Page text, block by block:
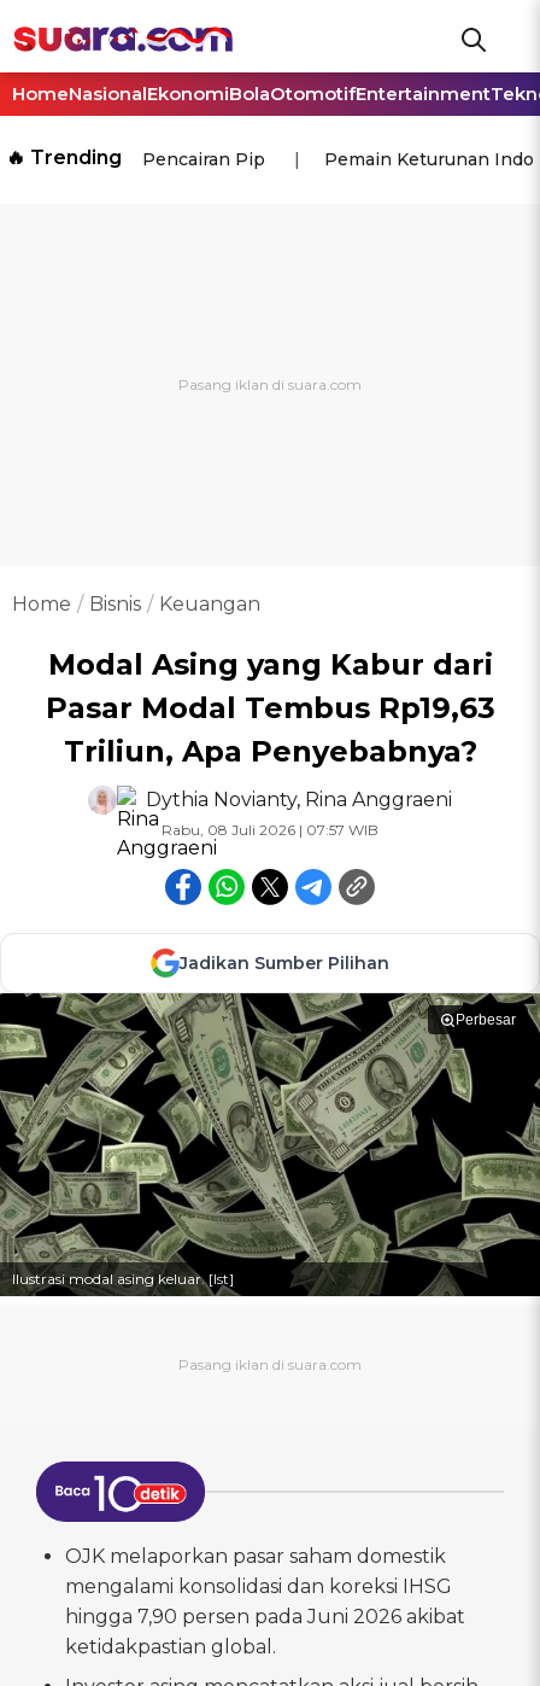
HomeNasionalEkonomiBolaOtomotifEntertainment
🔥 Trending Pencairan Pip Pemain Keturunan
Home Bisnis Keuangan
Modal Asing yang Kabur dari
Pasar Modal Tembus Rp19,63
Triliun, Apa Penyebabnya?
Dythia Novianty, Rina Anggraeni
Rabu, 08 Juli 2026 | 07:57 WIB
Jadikan Sumber Pilihan
Perbesar
Ilustrasi modal asing keluar. [Ist]
OJK melaporkan pasar saham domestik
mengalami konsolidasi dan koreksi IHSG
hingga 7,90 persen pada Juni 2026 akibat
ketidakpastian global.